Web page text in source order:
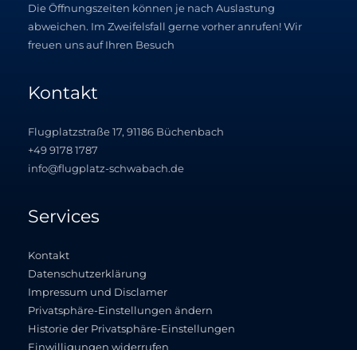
Die Öffnungszeiten können je nach Auslastung
abweichen. Im Zweifelsfall gerne vorher anrufen! Wir
freuen uns auf Ihren Besuch
Kontakt
Flugplatzstraße 17, 91186 Büchenbach
+49 9178 1787
info@flugplatz-schwabach.de
Services
Kontakt
Datenschutzerklärung
Impressum und Disclamer
Privatsphäre-Einstellungen ändern
Historie der Privatsphäre-Einstellungen
Einwilligungen widerrufen